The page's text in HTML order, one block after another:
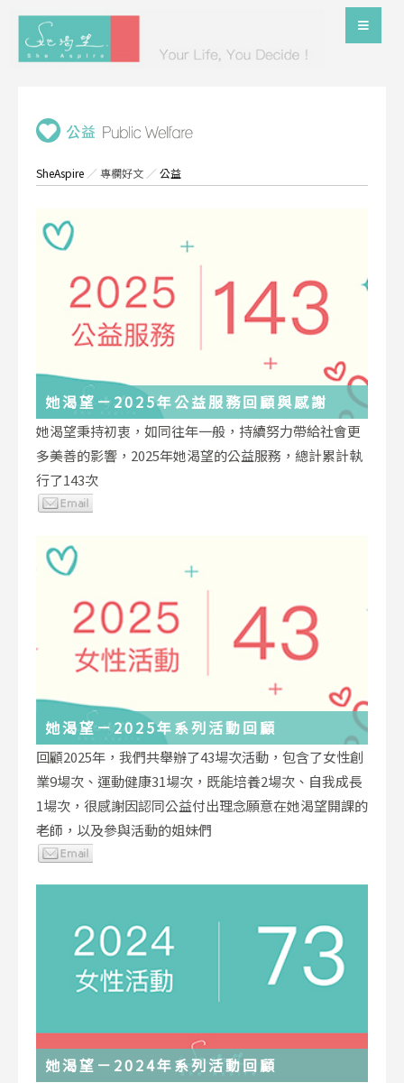
SheAspire ／專欄好文 ／公益
她渴望－2025年公益服務回顧與感謝
她渴望秉持初衷，如同往年一般，持續努力帶給社會更
多美善的影響，2025年她渴望的公益服務，總計累計執
行了143次
她渴望－2025年系列活動回顧
回顧2025年，我們共舉辦了43場次活動，包含了女性創
業9場次、運動健康31場次，既能培養2場次、自我成長
1場次，很感謝因認同公益付出理念願意在她渴望開課的
老師，以及參與活動的姐妹們
她渴望－2024年系列活動回顧